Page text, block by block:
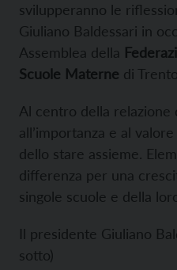
svilupperanno le
Giuliano Baldessari in
Assemblea della
Scuole Materne di
Al centro della relazione
all’importanza e al valore
dello stare assieme.
differenza per una
singole scuole e della
Il presidente Giuliano
sotto)